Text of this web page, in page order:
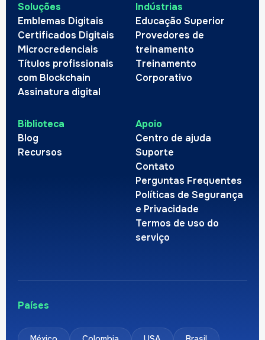
Soluções
Emblemas Digitais
Certificados Digitais
Microcredenciais
Títulos profissionais
com Blockchain
Assinatura digital
Indústrias
Educação Superior
Provedores de
treinamento
Treinamento
Corporativo
Biblioteca
Blog
Recursos
Apoio
Centro de ajuda
Suporte
Contato
Perguntas Frequentes
Políticas de Segurança
e Privacidade
Termos de uso do
serviço
Países